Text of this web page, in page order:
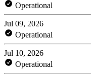
Operational
Jul 09, 2026
Operational
Jul 10, 2026
Operational